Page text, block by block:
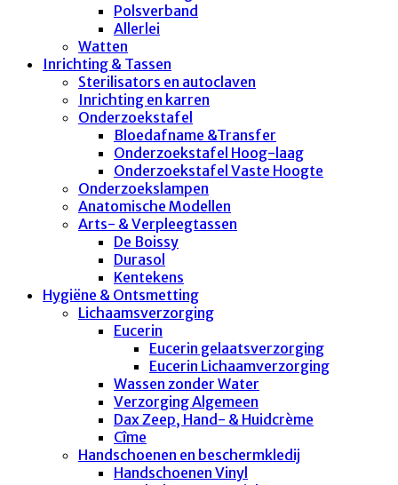
Polsverband
Allerlei
Watten
Inrichting & Tassen
Sterilisators en autoclaven
Inrichting en karren
Onderzoekstafel
Bloedafname &Transfer
Onderzoekstafel Hoog-laag
Onderzoekstafel Vaste Hoogte
Onderzoekslampen
Anatomische Modellen
Arts- & Verpleegtassen
De Boissy
Durasol
Kentekens
Hygiëne & Ontsmetting
Lichaamsverzorging
Eucerin
Eucerin gelaatsverzorging
Eucerin Lichaamverzorging
Wassen zonder Water
Verzorging Algemeen
Dax Zeep, Hand- & Huidcrème
Cîme
Handschoenen en beschermkledij
Handschoenen Vinyl